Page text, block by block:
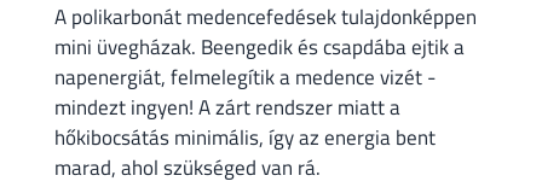
A polikarbonát medencefedések tulajdonképpen
mini üvegházak. Beengedik és csapdába ejtik a
napenergiát, felmelegítik a medence vizét -
mindezt ingyen! A zárt rendszer miatt a
hőkibocsátás minimális, így az energia bent
marad, ahol szükséged van rá.